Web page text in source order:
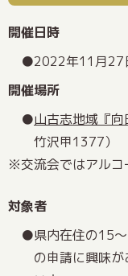
開催日時
2022年11月
開催場所
山古志地域『向
竹沢甲1377）
※交流会ではアルコ
対象者
県内在住の15
の申請に興味